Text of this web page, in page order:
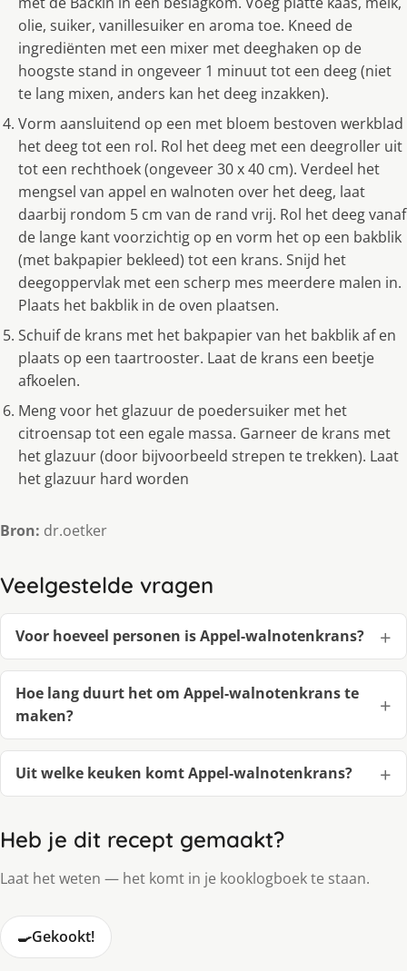
olie, suiker, vanillesuiker en aroma toe. Kneed de
ingrediënten met een mixer met deeghaken op de
hoogste stand in ongeveer 1 minuut tot een deeg (niet
te lang mixen, anders kan het deeg inzakken).
Vorm aansluitend op een met bloem bestoven werkblad
het deeg tot een rol. Rol het deeg met een deegroller uit
tot een rechthoek (ongeveer 30 x 40 cm). Verdeel het
mengsel van appel en walnoten over het deeg, laat
daarbij rondom 5 cm van de rand vrij. Rol het deeg vanaf
de lange kant voorzichtig op en vorm het op een bakblik
(met bakpapier bekleed) tot een krans. Snijd het
deegoppervlak met een scherp mes meerdere malen in.
Plaats het bakblik in de oven plaatsen.
Schuif de krans met het bakpapier van het bakblik af en
plaats op een taartrooster. Laat de krans een beetje
afkoelen.
Meng voor het glazuur de poedersuiker met het
citroensap tot een egale massa. Garneer de krans met
het glazuur (door bijvoorbeeld strepen te trekken). Laat
het glazuur hard worden
Bron: dr.oetker
Veelgestelde vragen
Voor hoeveel personen is Appel-walnotenkrans?
Hoe lang duurt het om Appel-walnotenkrans te
maken?
Uit welke keuken komt Appel-walnotenkrans?
Heb je dit recept gemaakt?
Laat het weten — het komt in je kooklogboek te staan.
🍳Gekookt!